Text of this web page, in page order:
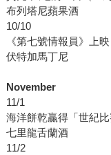
布列塔尼蘋果酒
10/10
《第七號情報員》上
伏特加馬丁尼
November
11/1
海洋餅乾贏得「世紀比
七里龍舌蘭酒
11/2